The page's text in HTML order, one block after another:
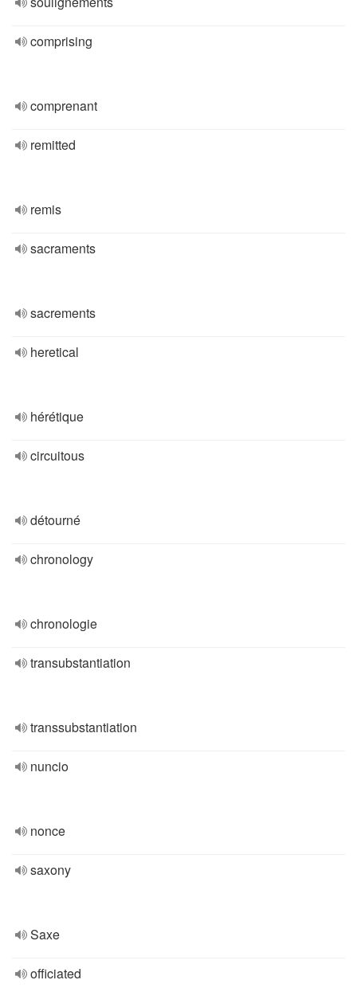
comprising
comprenant
remitted
remis
sacraments
sacrements
heretical
hérétique
circuitous
détourné
chronology
chronologie
transubstantiation
transsubstantiation
nuncio
nonce
saxony
Saxe
officiated